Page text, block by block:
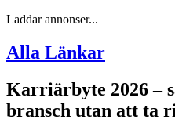
Laddar annonser...
Alla Länkar
Karriärbyte 2026 –
bransch utan att ta